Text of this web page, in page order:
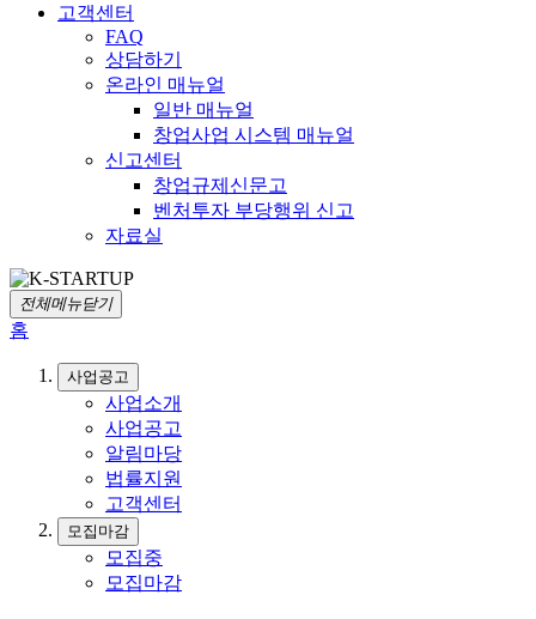
고객센터
FAQ
상담하기
온라인 매뉴얼
일반 매뉴얼
창업사업 시스템 매뉴얼
신고센터
창업규제신문고
벤처투자 부당행위 신고
자료실
전체메뉴닫기
홈
사업공고
사업소개
사업공고
알림마당
법률지원
고객센터
모집마감
모집중
모집마감